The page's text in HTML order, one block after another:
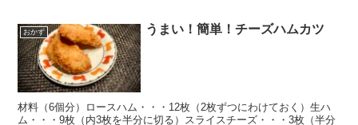
おかず うまい！簡単！チーズハムカツ
材料（6個分）ロースハム・・・12枚（2枚ずつにわけておく）生ハ
ム・・・9枚（内3枚を半分に切る）スライスチーズ・・・3枚（半分